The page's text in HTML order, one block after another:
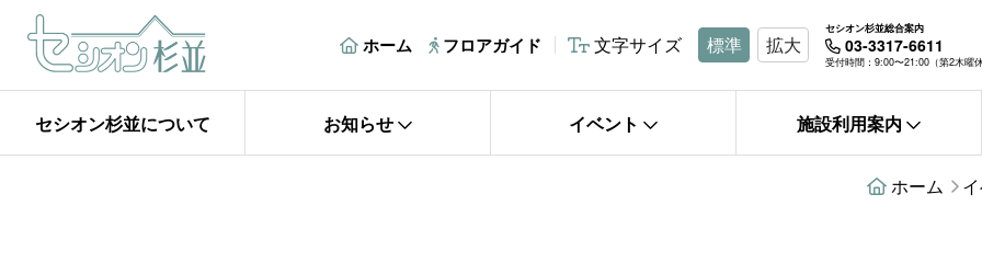
ホーム フロアガイド 文字サイズ 標準 拡大
セシオン杉並総合案内
03-3317-6611
受付時間：9:00〜21:00（第2木曜休
セシオン杉並について お知らせ イベント 施設利用案内
ホーム